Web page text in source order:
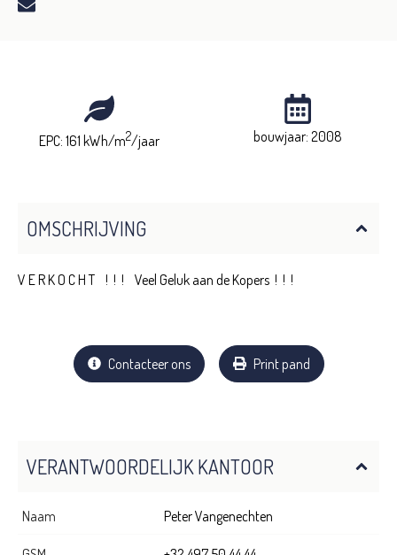
EPC: 161 kWh/m2/jaar bouwjaar: 2008
OMSCHRIJVING
V E R K O C H T ! ! ! Veel Geluk aan de Kopers ! ! !
Contacteer ons Print pand
VERANTWOORDELIJK KANTOOR
Naam Peter Vangenechten